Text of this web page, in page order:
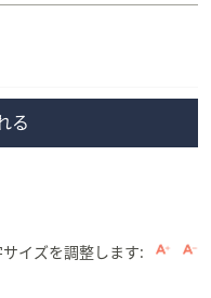
る
イズを調整します: